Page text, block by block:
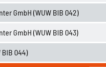
GmbH (WUW BIB 042)
GmbH (WUW BIB 043)
BIB 044)